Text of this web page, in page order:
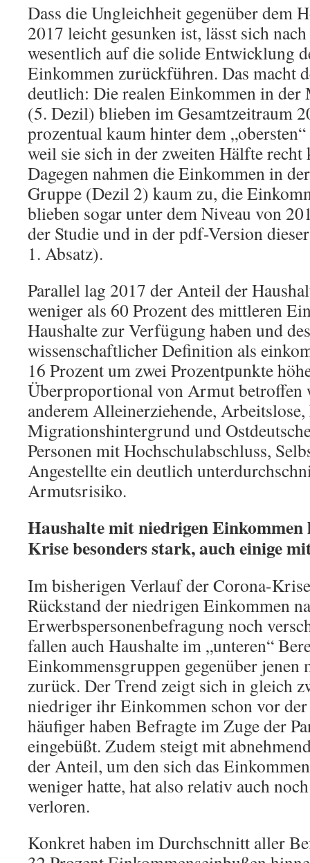
Dass die Ungleichheit gegenüber dem
2017 leicht gesunken ist, lässt sich
wesentlich auf die solide Entwicklung
Einkommen zurückführen. Das macht
deutlich: Die realen Einkommen in
(5. Dezil) blieben im Gesamtzeitraum
prozentual kaum hinter dem
weil sie sich in der zweiten Hälfte
Dagegen nahmen die Einkommen in
Gruppe (Dezil 2) kaum zu, die
blieben sogar unter dem Niveau von
der Studie und in der pdf-Version
1. Absatz).
Parallel lag 2017 der Anteil der
weniger als 60 Prozent des mittleren
Haushalte zur Verfügung haben und
wissenschaftlicher Definition als
16 Prozent um zwei Prozentpunkte
Überproportional von Armut betroffen
anderem Alleinerziehende,
Migrationshintergrund und
Personen mit Hochschulabschluss,
Angestellte ein deutlich
Armutsrisiko.
Haushalte mit niedrigen
Krise besonders stark, auch einige
Im bisherigen Verlauf der Corona-
Rückstand der niedrigen Einkommen
Erwerbspersonenbefragung noch
fallen auch Haushalte im „unteren“
Einkommensgruppen gegenüber
zurück. Der Trend zeigt sich in gleich
niedriger ihr Einkommen schon vor
häufiger haben Befragte im Zuge der
eingebüßt. Zudem steigt mit
der Anteil, um den sich das
weniger hatte, hat also relativ auch
verloren.
Konkret haben im Durchschnitt aller